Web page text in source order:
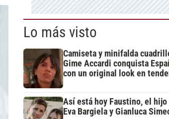
Lo más visto
Camiseta y minifalda
Gime Accardi conquista
con un original look en
Así está hoy Faustino, el hijo
Eva Bargiela y Gianluca